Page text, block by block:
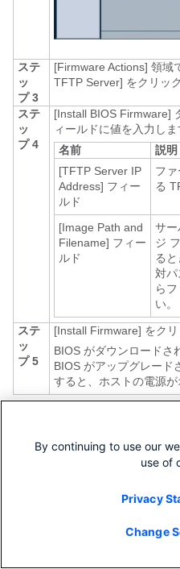
ステ
ッ
プ 3
[Firmware Actions] 領域
TFTP Server] をクリッ
ステ
ッ
プ 4
[Install BIOS Firmware]
ィールドに値を入力しま
名前
説明
[TFTP Server IP
Address] フィー
ルド
フ
る
[Image Path and
Filename] フィー
ルド
サー
ジ
る
対
ら
い。
ステ
ッ
プ 5
[Install Firmware] をクリ
BIOS がダウンロードさ
BIOS がアップグレード
すると、ホストの電源が
BIOS セットアッ
クセス
E シリーズ サーバに物理的
By continuing to use our
use of
Privacy
Change